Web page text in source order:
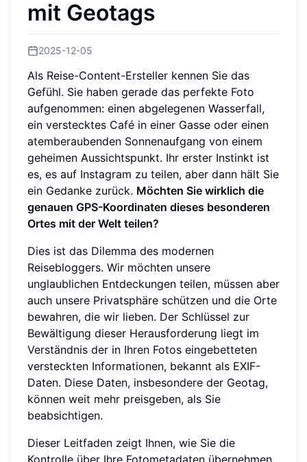
mit Geotags
2025-12-05
Als Reise-Content-Ersteller kennen Sie das
Gefühl. Sie haben gerade das perfekte Foto
aufgenommen: einen abgelegenen Wasserfall,
ein verstecktes Café in einer Gasse oder einen
atemberaubenden Sonnenaufgang von einem
geheimen Aussichtspunkt. Ihr erster Instinkt ist
es, es auf Instagram zu teilen, aber dann hält Sie
ein Gedanke zurück. Möchten Sie wirklich die
genauen GPS-Koordinaten dieses besonderen
Ortes mit der Welt teilen?
Dies ist das Dilemma des modernen
Reisebloggers. Wir möchten unsere
unglaublichen Entdeckungen teilen, müssen aber
auch unsere Privatsphäre schützen und die Orte
bewahren, die wir lieben. Der Schlüssel zur
Bewältigung dieser Herausforderung liegt im
Verständnis der in Ihren Fotos eingebetteten
versteckten Informationen, bekannt als EXIF-
Daten. Diese Daten, insbesondere der Geotag,
können weit mehr preisgeben, als Sie
beabsichtigen.
Dieser Leitfaden zeigt Ihnen, wie Sie die
Kontrolle über Ihre Fotometadaten übernehmen.